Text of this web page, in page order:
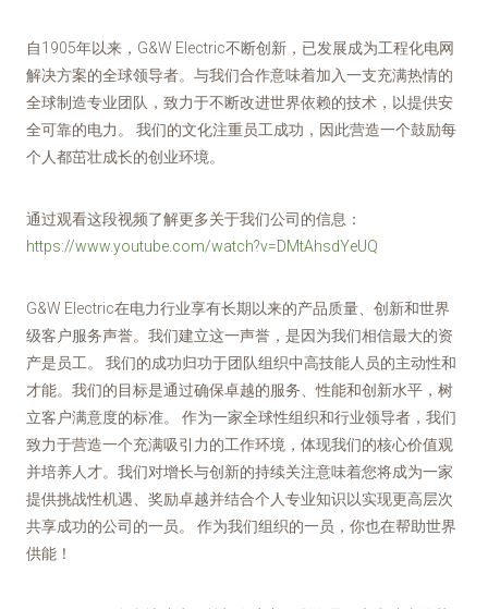
自1905年以来，G&W Electric不断创新，已发展成为工程化电网
解决方案的全球领导者。与我们合作意味着加入一支充满热情的
全球制造专业团队，致力于不断改进世界依赖的技术，以提供安
全可靠的电力。 我们的文化注重员工成功，因此营造一个鼓励每
个人都茁壮成长的创业环境。
通过观看这段视频了解更多关于我们公司的信息：
https://www.youtube.com/watch?v=DMtAhsdYeUQ
G&W Electric在电力行业享有长期以来的产品质量、创新和世界
级客户服务声誉。我们建立这一声誉，是因为我们相信最大的资
产是员工。 我们的成功归功于团队组织中高技能人员的主动性和
才能。我们的目标是通过确保卓越的服务、性能和创新水平，树
立客户满意度的标准。 作为一家全球性组织和行业领导者，我们
致力于营造一个充满吸引力的工作环境，体现我们的核心价值观
并培养人才。我们对增长与创新的持续关注意味着您将成为一家
提供挑战性机遇、奖励卓越并结合个人专业知识以实现更高层次
共享成功的公司的一员。 作为我们组织的一员，你也在帮助世界
供能！